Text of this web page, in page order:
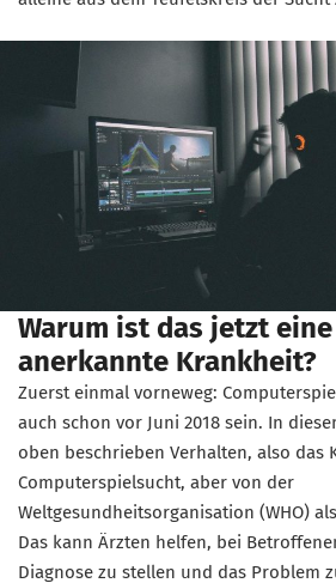
Warum ist das jetzt
anerkannte Krankheit?
Zuerst einmal vorneweg:
auch schon vor Juni 2018 sein. In
oben beschrieben Verhalten, also das
Computerspielsucht, aber von der
Weltgesundheitsorganisation (WHO)
Das kann Ärzten helfen, bei
Diagnose zu stellen und das Problem